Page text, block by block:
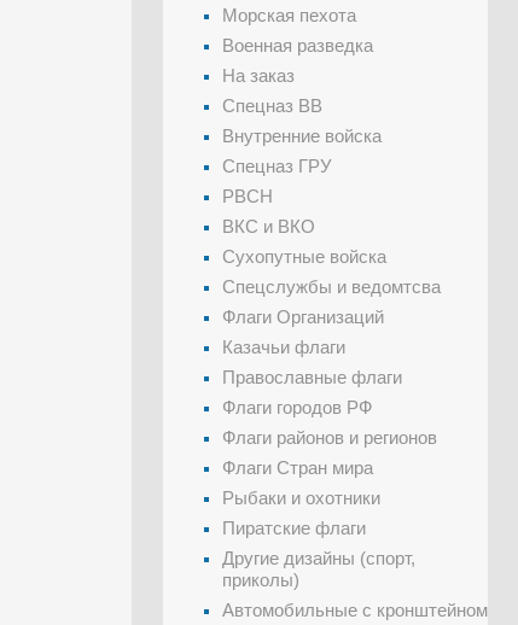
Морская пехота
Военная разведка
На заказ
Спецназ ВВ
Внутренние войска
Спецназ ГРУ
РВСН
ВКС и ВКО
Сухопутные войска
Спецслужбы и ведомтсва
Флаги Организаций
Казачьи флаги
Православные флаги
Флаги городов РФ
Флаги районов и регионов
Флаги Стран мира
Рыбаки и охотники
Пиратские флаги
Другие дизайны (спорт,
приколы)
Автомобильные с кронштейном